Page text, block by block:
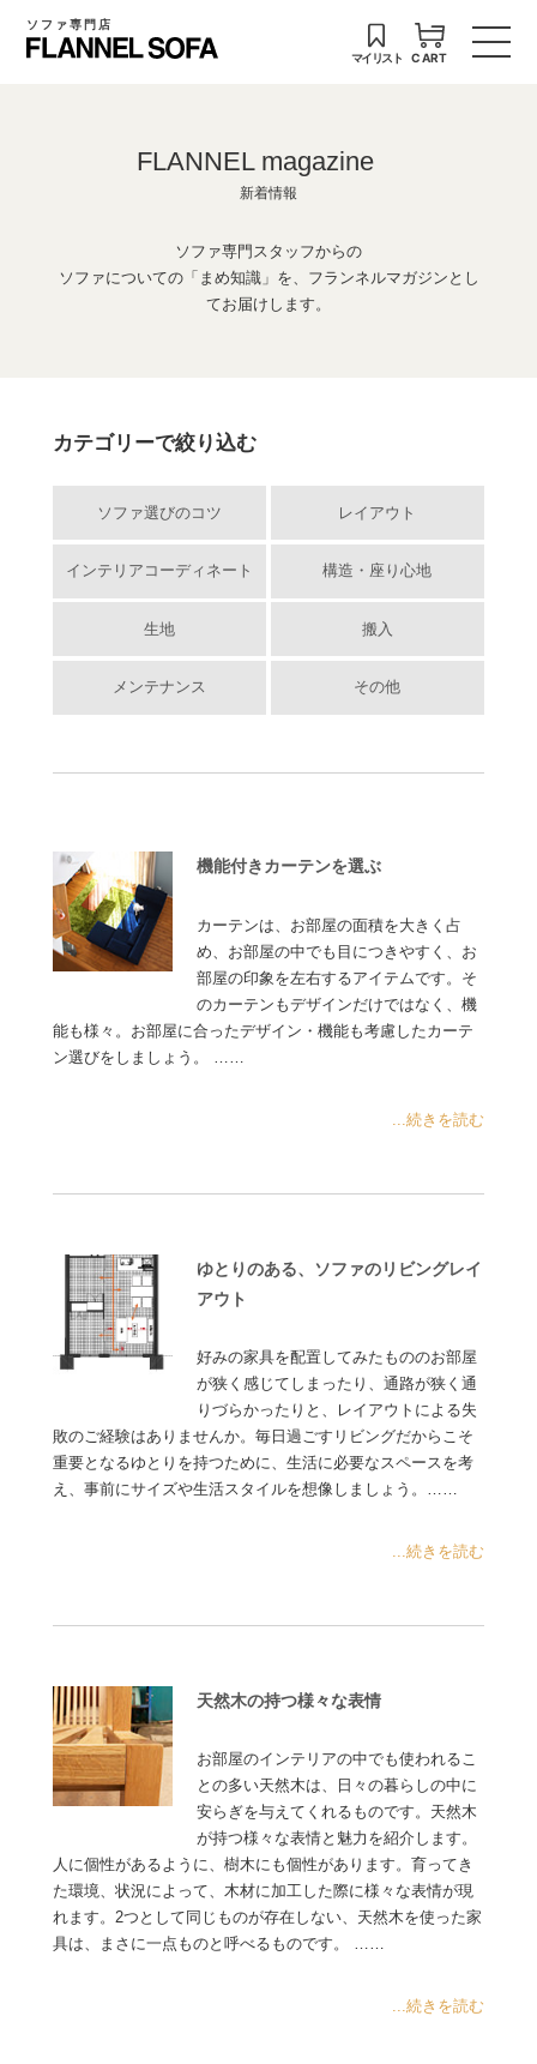
ソファ専門店
マイリスト CART
FLANNEL magazine
新着情報
ソファ専門スタッフからの
ソファについての「まめ知識」を、フランネルマガジンとし
てお届けします。
カテゴリーで絞り込む
ソファ選びのコツ レイアウト
インテリアコーディネート 構造・座り心地
生地 搬入
メンテナンス その他
機能付きカーテンを選ぶ
カーテンは、お部屋の面積を大きく占
め、お部屋の中でも目につきやすく、お
部屋の印象を左右するアイテムです。そ
のカーテンもデザインだけではなく、機
能も様々。お部屋に合ったデザイン・機能も考慮したカーテ
ン選びをしましょう。 ……
...続きを読む
ゆとりのある、ソファのリビングレイ
アウト
好みの家具を配置してみたもののお部屋
が狭く感じてしまったり、通路が狭く通
りづらかったりと、レイアウトによる失
敗のご経験はありませんか。毎日過ごすリビングだからこそ
重要となるゆとりを持つために、生活に必要なスペースを考
え、事前にサイズや生活スタイルを想像しましょう。……
...続きを読む
天然木の持つ様々な表情
お部屋のインテリアの中でも使われるこ
との多い天然木は、日々の暮らしの中に
安らぎを与えてくれるものです。天然木
が持つ様々な表情と魅力を紹介します。
人に個性があるように、樹木にも個性があります。育ってき
た環境、状況によって、木材に加工した際に様々な表情が現
れます。2つとして同じものが存在しない、天然木を使った家
具は、まさに一点ものと呼べるものです。 ……
...続きを読む